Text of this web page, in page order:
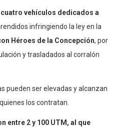
cuatro vehículos dedicados a
infringiendo la ley en la
Héroes de la Concepción, por
y trasladados al corralón
pueden ser elevadas y alcanzan
los contratan.
entre 2 y 100 UTM, al que